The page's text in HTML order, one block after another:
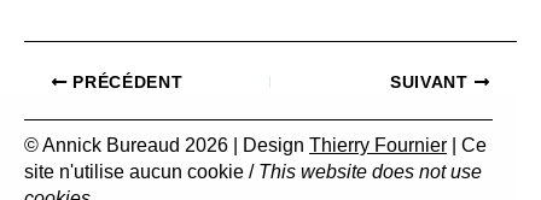
PRÉCÉDENT SUIVANT
© Annick Bureaud 2026 | Design Thierry Fournier | Ce
site n'utilise aucun cookie / This website does not use